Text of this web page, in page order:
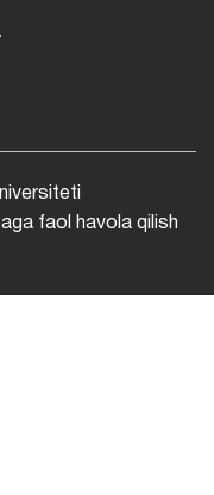
faol havola qilish